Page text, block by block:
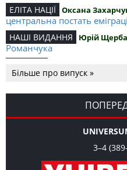
ЕЛІТА НАЦІЇ Оксана
центральна постать
НАШІ ВИДАННЯ Юрій
Романчука
Романчука
Editorial Oleh K. Romanchuk
уособлення української
Більше про випуск »
3–4